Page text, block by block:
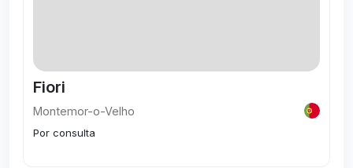
Fiori
Montemor-o-Velho
Por consulta